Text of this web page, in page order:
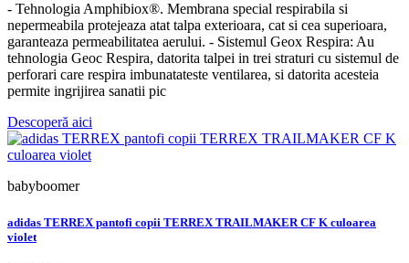
- Tehnologia Amphibiox®. Membrana special respirabila si
nepermeabila protejeaza atat talpa exterioara, cat si cea superioara,
garanteaza permeabilitatea aerului. - Sistemul Geox Respira: Au
tehnologia Geoc Respira, datorita talpei in trei straturi cu sistemul de
perforari care respira imbunatateste ventilarea, si datorita acesteia
permite ingrijirea sanatii pic
Descoperă aici
babyboomer
adidas TERREX pantofi copii TERREX TRAILMAKER CF K culoarea
violet